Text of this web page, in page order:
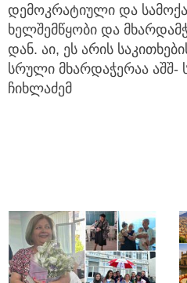
დემოკრატიული და
ხელშემწყობი და
დან. აი, ეს არის
სრული მხარდაჭერაა აშშ-
ჩიხლაძემ